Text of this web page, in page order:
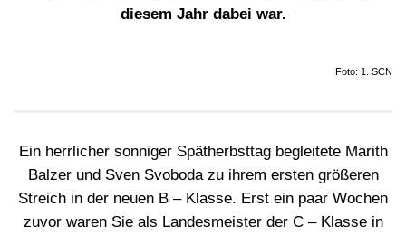
diesem Jahr dabei war.
Foto: 1. SCN
Ein herrlicher sonniger Spätherbsttag begleitete Marith
Balzer und Sven Svoboda zu ihrem ersten größeren
Streich in der neuen B – Klasse. Erst ein paar Wochen
zuvor waren Sie als Landesmeister der C – Klasse in